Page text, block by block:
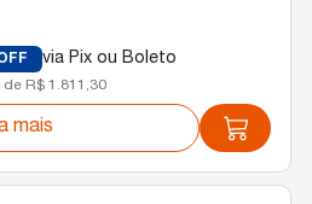
via Pix ou Boleto
de R$ 1.811,30
mais